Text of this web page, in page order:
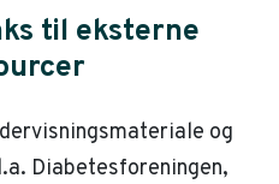
til eksterne
og
Diabetesforeningen,